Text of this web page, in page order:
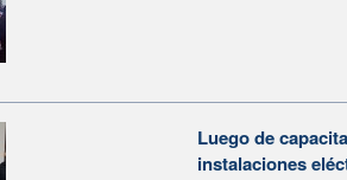
Luego de
instalaciones